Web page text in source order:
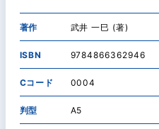
著作 武井 一巳 (著)
ISBN 9784866362946
Cコード 0004
判型 A5